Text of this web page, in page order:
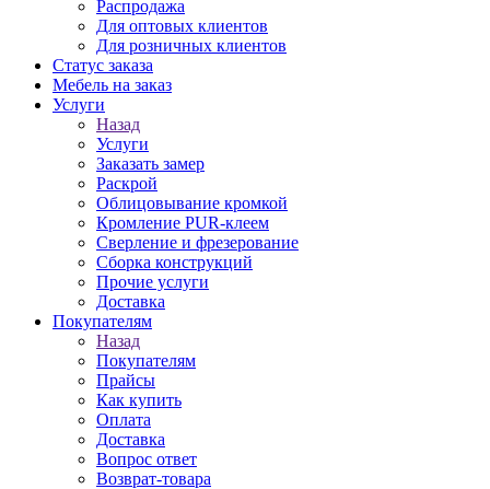
Распродажа
Для оптовых клиентов
Для розничных клиентов
Статус заказа
Мебель на заказ
Услуги
Назад
Услуги
Заказать замер
Раскрой
Облицовывание кромкой
Кромление PUR-клеем
Сверление и фрезерование
Сборка конструкций
Прочие услуги
Доставка
Покупателям
Назад
Покупателям
Прайсы
Как купить
Оплата
Доставка
Вопрос ответ
Возврат-товара